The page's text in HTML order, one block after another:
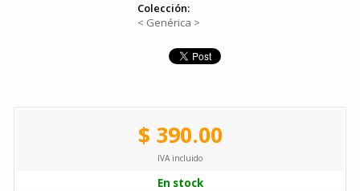
Colección:
< Genérica >
$ 390.00
IVA incluido
En stock